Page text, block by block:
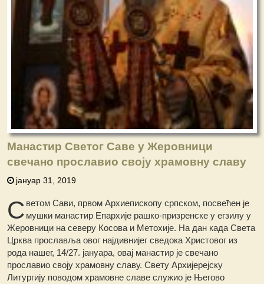
Манастир Светог Саве у Жеровници
свечано прославио своју храмовну славу
јануар 31, 2019
С ветом Сави, првом Архиепископу српском, посвећен је
мушки манастир Епархије рашко-призренске у егзилу у
Жеровници на северу Косова и Метохије. На дан када Света
Црква прославља овог најдивнијег сведока Христовог из
рода нашег, 14/27. јануара, овај манастир је свечано
прославио своју храмовну славу. Свету Архијерејску
Литургију поводом храмовне славе служио је Његово